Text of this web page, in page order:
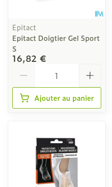
Epitact
Epitact Doigtier Gel Sport
S
16,82 €
Ajouter au panier